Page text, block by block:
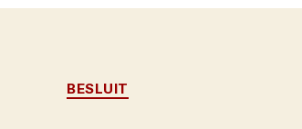
Categorieën
BESLUIT